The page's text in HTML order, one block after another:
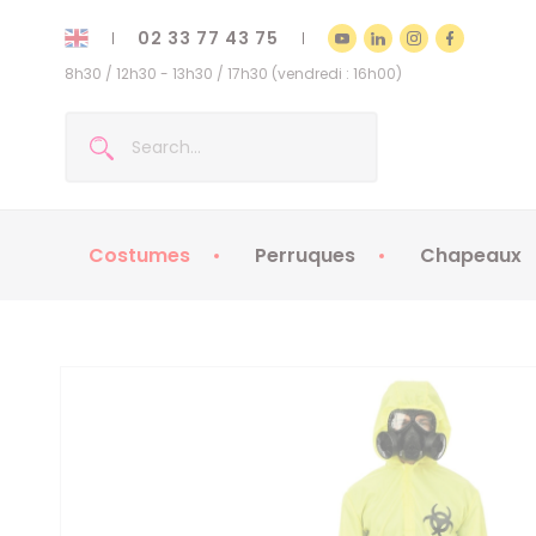
02 33 77 43 75
8h30 / 12h30 - 13h30 / 17h30 (vendredi : 16h00)
Costumes Perruques Chapeaux